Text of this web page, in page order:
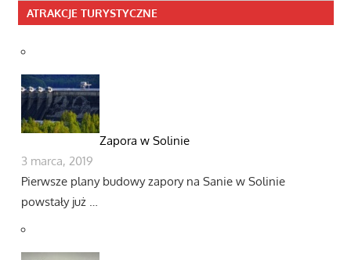
ATRAKCJE TURYSTYCZNE
Zapora w Solinie
3 marca, 2019
Pierwsze plany budowy zapory na Sanie w Solinie
powstały już …